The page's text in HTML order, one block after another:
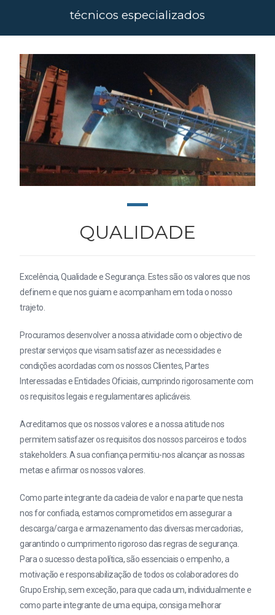
técnicos especializados
QUALIDADE
Excelência, Qualidade e Segurança. Estes são os valores que nos
definem e que nos guiam e acompanham em toda o nosso
trajeto.
Procuramos desenvolver a nossa atividade com o objectivo de
prestar serviços que visam satisfazer as necessidades e
condições acordadas com os nossos Clientes, Partes
Interessadas e Entidades Oficiais, cumprindo rigorosamente com
os requisitos legais e regulamentares aplicáveis.
Acreditamos que os nossos valores e a nossa atitude nos
permitem satisfazer os requisitos dos nossos parceiros e todos
stakeholders. A sua confiança permitiu-nos alcançar as nossas
metas e afirmar os nossos valores.
Como parte integrante da cadeia de valor e na parte que nesta
nos for confiada, estamos comprometidos em assegurar a
descarga/carga e armazenamento das diversas mercadorias,
garantindo o cumprimento rigoroso das regras de segurança.
Para o sucesso desta política, são essenciais o empenho, a
motivação e responsabilização de todos os colaboradores do
Grupo Ership, sem exceção, para que cada um, individualmente e
como parte integrante de uma equipa, consiga melhorar